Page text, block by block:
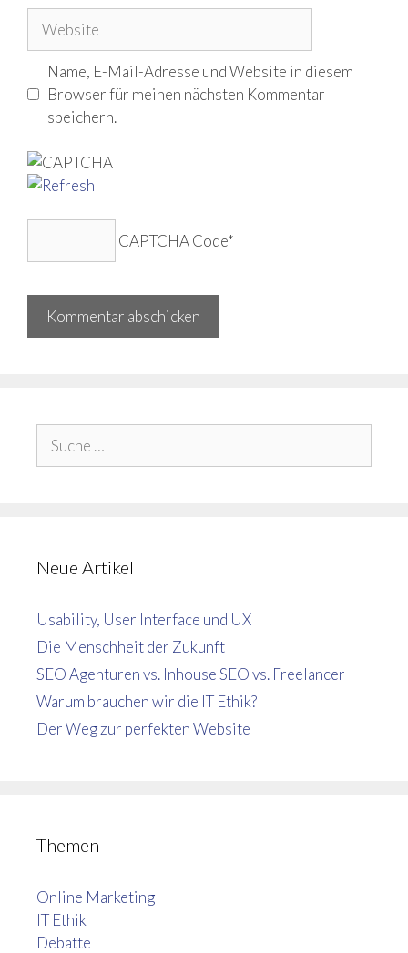
Name, E-Mail-Adresse und Website in diesem
Browser für meinen nächsten Kommentar
speichern.
CAPTCHA Code*
nach:
Neue Artikel
Usability, User Interface und UX
Die Menschheit der Zukunft
SEO Agenturen vs. Inhouse SEO vs. Freelancer
Warum brauchen wir die IT Ethik?
Der Weg zur perfekten Website
Themen
Online Marketing
IT Ethik
Debatte